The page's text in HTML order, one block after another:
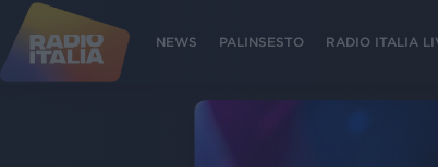
NEWS PALINSESTO RADIO ITALIA